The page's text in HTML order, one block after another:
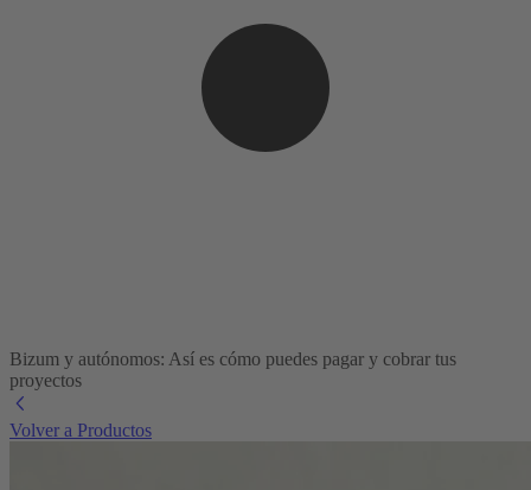
Bizum y autónomos: Así es cómo puedes pagar y cobrar tus
proyectos
Volver a Productos